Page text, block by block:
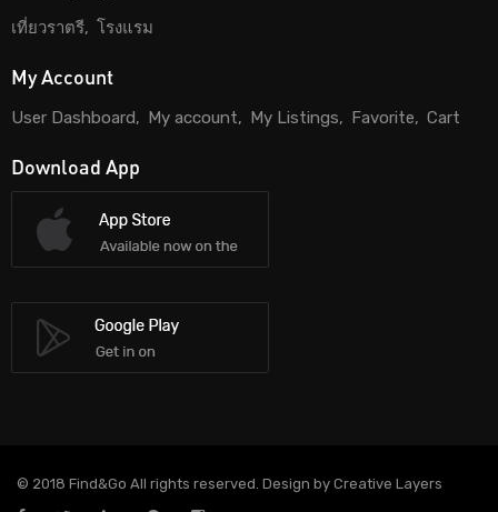
เที่ยวราตรี โรงแรม
My Account
User Dashboard My account My Listings Favorite Cart
Download App
© 2018 Find&Go All rights reserved. Design by Creative Layers